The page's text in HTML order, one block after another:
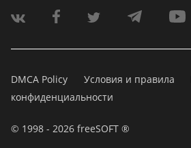
DMCA Policy Условия и правила
конфиденциальности
© 1998 - 2026 freeSOFT ®